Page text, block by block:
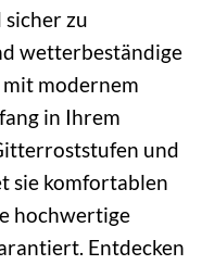
zu
wetterbeständige
modernem
in Ihrem
und
sie komfortablen
hochwertige
Entdecken